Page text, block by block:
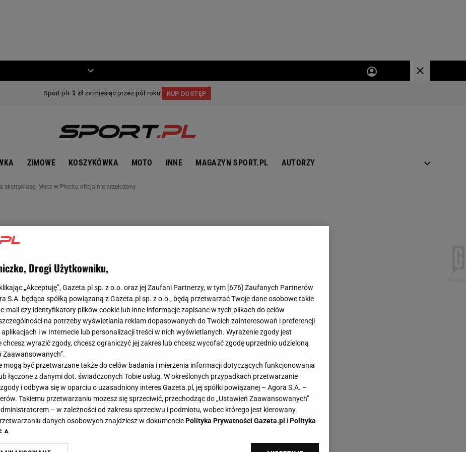
ZIMOWE KOSZYKÓWKA MOTO INNE MAGAZYN SPORT.PL AUTORZY
ekstraklasę. Mecz w Płocku oficjalnie przełożony
Drogi Użytkowniku,
„Akceptuję”, Gazeta.pl sp. z o.o. oraz jej Zaufani Partnerzy, w tym [676] Zaufanych Partnerów
S.A. będąca spółką powiązaną z Gazeta.pl sp. z o.o., będą przetwarzać Twoje dane osobowe takie
e-mail czy identyfikatory plików cookie lub inne informacje zapisane w tych plikach do celów
na potrzeby wyświetlania reklam dopasowanych do Twoich zainteresowań i preferencji
i w Internecie lub personalizacji treści w nich wyświetlanych. Wyrażenie zgody jest
wyrazić zgody, chcesz ograniczyć jej zakres lub chcesz wycofać zgodę uprzednio udzieloną
Zaawansowanych”.
mogą być przetwarzane także do celów badania i mierzenia informacji dotyczących funkcjonowania
łączone z danymi dot. świadczonych Tobie usług. W określonych przypadkach przetwarzanie
i odbywa się w oparciu o uzasadniony interes Gazeta.pl, jej spółki powiązanej – Agora S.A. –
Takiemu przetwarzaniu możesz się sprzeciwić, przechodząc do „Ustawień Zaawansowanych”
– w zależności od zakresu sprzeciwu i podmiotu, wobec którego jest kierowany.
danych osobowych znajdziesz w dokumenciePolityka Prywatności Gazeta.pl iPolityka